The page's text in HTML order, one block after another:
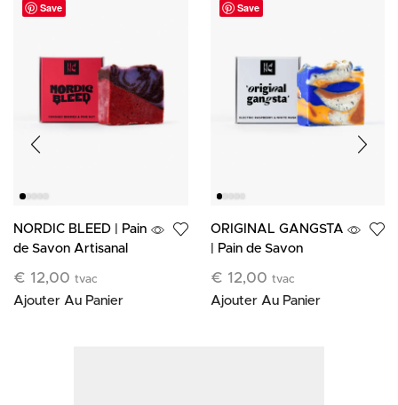
Save
NORDIC BLEED | Pain
de Savon Artisanal
€ 12,00 tvac
Ajouter Au Panier
Save
ORIGINAL GANGSTA
| Pain de Savon
€ 12,00 tvac
Ajouter Au Panier